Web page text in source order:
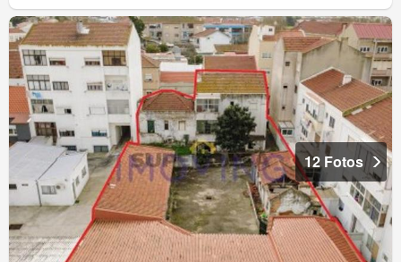
12 Fotos